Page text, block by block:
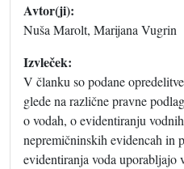
Avtor(ji):
Nuša Marolt, Marijana Vugrin
Izvleček:
V članku so podane
glede na različne pravne
o vodah, o evidentiranju
nepremičninskih evidencah in
evidentiranja voda uporabljajo